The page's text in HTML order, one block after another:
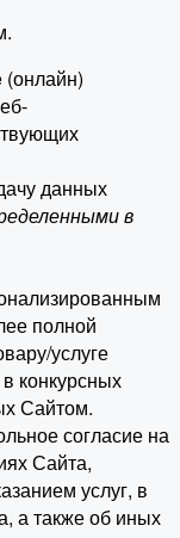
(онлайн)
данных
в
полной
услуге
конкурсных
Сайтом.
согласие на
Сайта,
услуг, в
а также об иных